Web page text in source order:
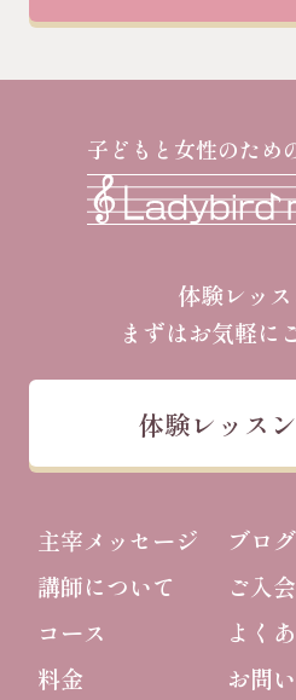
子どもと女性のため
体験レッ
まずはお気軽に
体験レッス
主宰メッセージ
講師について
コース
料金
ブログ
ご入
よく
お問